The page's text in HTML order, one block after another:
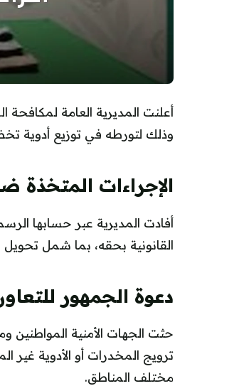
أعلنت المديرية العامة
وذلك لتورطه في توزيع أدوية
الإجراءات المتخذة
أفادت المديرية عبر حسابها
القانونية بحقه، بما شمل تحويل
دعوة الجمهور
حثت الجهات الأمنية المواطنين
ترويج المخدرات أو الأدوية غير
مختلف المناطق.